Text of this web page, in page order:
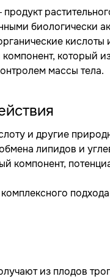
биологически
который
массы тела.
и другие
липидов и
компонент,
из плодов